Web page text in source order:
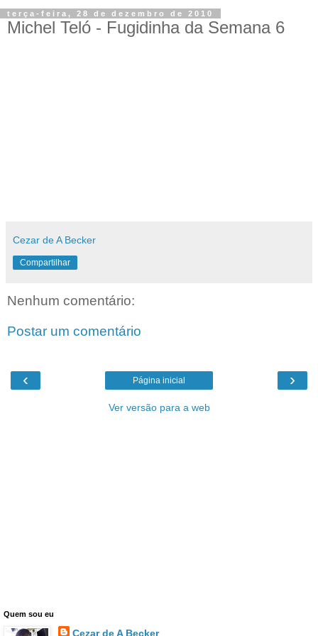
terça-feira, 28 de dezembro de 2010
Michel Teló - Fugidinha da Semana 6
Cezar de A Becker
Compartilhar
Nenhum comentário:
Postar um comentário
‹ ›
Página inicial
Ver versão para a web
Quem sou eu
Cezar de A Becker